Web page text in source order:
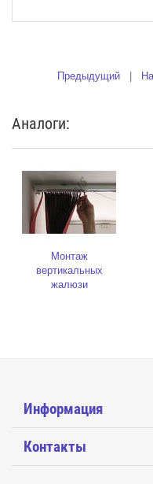
Предыдущий|
Аналоги:
Монтаж
вертикальных
жалюзи
Информация
Контакты